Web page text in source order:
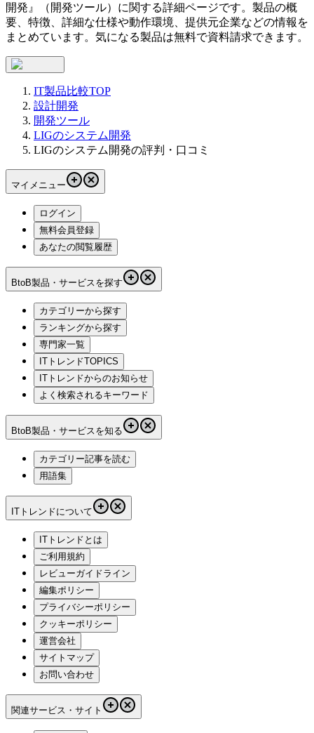
開発 』（ 開発ツール）に関する詳細ページです。製品の概
要、特徴、詳細な仕様や動作環境、提供元企業などの情報を
まとめています。気になる製品は無料で資料請求できます。
IT製品比較TOP
設計開発
開発ツール
LIGのシステム開発
LIGのシステム開発の評判・口コミ
マイメニュー
ログイン
無料会員登録
あなたの閲覧履歴
BtoB製品・サービスを探す
カテゴリーから探す
ランキングから探す
専門家一覧
ITトレンドTOPICS
ITトレンドからのお知らせ
よく検索されるキーワード
BtoB製品・サービスを知る
カテゴリー記事を読む
用語集
ITトレンドについて
ITトレンドとは
ご利用規約
レビューガイドライン
編集ポリシー
プライバシーポリシー
クッキーポリシー
運営会社
サイトマップ
お問い合わせ
関連サービス・サイト